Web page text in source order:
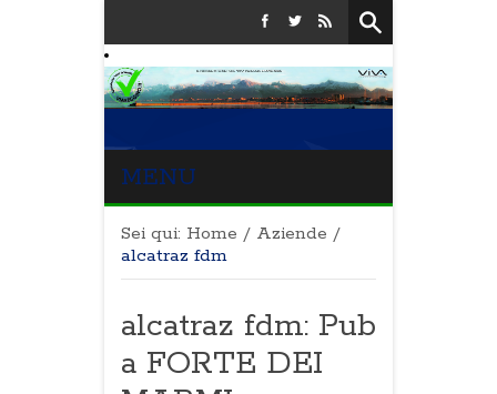
MENU
Sei qui: Home / Aziende /
alcatraz fdm
alcatraz fdm: Pub
a FORTE DEI